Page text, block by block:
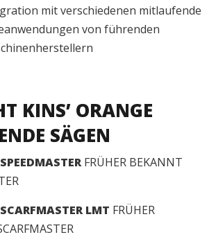
mit verschiedenen mitlaufende
von führenden
KINS’ ORANGE
SÄGEN
FRÜHER BEKANNT
LMT FRÜHER